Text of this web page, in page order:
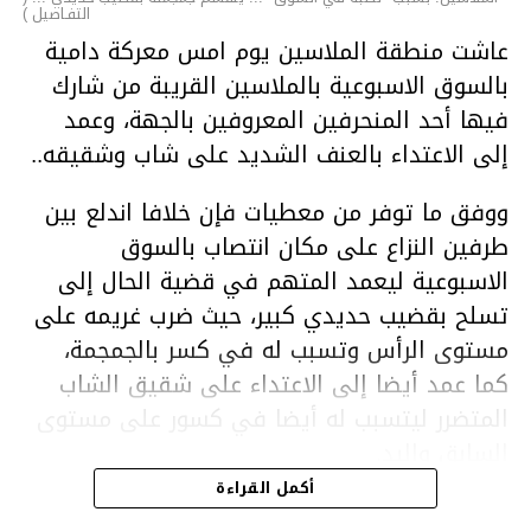
التفـاصيل )
عاشت منطقة الملاسين يوم امس معركة دامية
بالسوق الاسبوعية بالملاسين القريبة من شارك
فيها أحد المنحرفين المعروفين بالجهة، وعمد
إلى الاعتداء بالعنف الشديد على شاب وشقيقه..
ووفق ما توفر من معطيات فإن خلافا اندلع بين
طرفين النزاع على مكان انتصاب بالسوق
الاسبوعية ليعمد المتهم في قضية الحال إلى
تسلح بقضيب حديدي كبير، حيث ضرب غريمه على
مستوى الرأس وتسبب له في كسر بالجمجمة،
كما عمد أيضا إلى الاعتداء على شقيق الشاب
المتضرر ليتسبب له أيضا في كسور على مستوى
هذا وقد تمكن أعوان مركز الأمن الوطني بحي
هلال في توقيت قياسي من محاصرة المشتبه به
أكمل القراءة